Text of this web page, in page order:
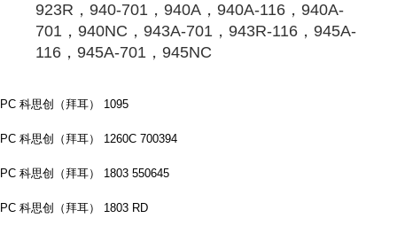
923R，940-701，940A，940A-116，940A-
701，940NC，943A-701，943R-116，945A-
116，945A-701，945NC
PC 科思创（拜耳） 1095
PC 科思创（拜耳） 1260C 700394
PC 科思创（拜耳） 1803 550645
PC 科思创（拜耳） 1803 RD